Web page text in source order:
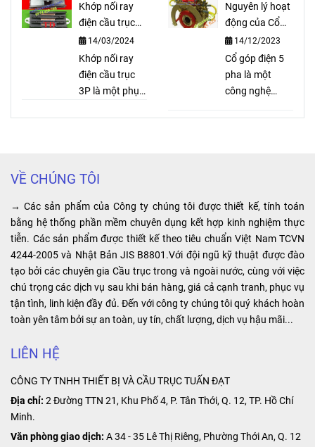
an toàn rất
cần thiết
cho cầu
trục, cổng
công trình,
nhà máy,
nhà xưởng
sản xuất,
…
bộ phát sóng
dùng để điều
khiển palang,
cầu trục, xe
cẩu, cửa cổng
tự động. Điều
Sungdo với số
lượng lớn và
cung cấp ra thị
trường với giá
cả cạnh tranh,
hàng hóa luôn
hướng dẫn lực
chọn loại
palang phù hợp
với nhu cầu và
mục đích sử
dụng của quý
khách hảng.
Khớp nối ray
điện cầu trục
3P là gì?
14/03/2024
Khớp nối ray
điện cầu trục
3P là một phụ
các đoạn ray
khớp nối ray
điện cầu trục
3P giúp đảm
bảo sự liên kết
chắc chắn và
ổn định giữa
các đoạn ray,
tạo ra một hệ
Nguyên lý hoạt
động của Cổ
góp điện 5 pha
14/12/2023
Cổ góp điện 5
pha là một
công nghệ
xuất trong hệ
thống công
nghiệp. Điểm
đặc biệt của
sản phẩm là
khả năng cung
cấp nguồn điện
ổn định và liên
công nghiệp.
VỀ CHÚNG TÔI
→ Các sản phẩm của Công ty chúng tôi được thiết kế, tính toán
bằng hệ thống phần mềm chuyên dụng kết hợp kinh nghiệm thực
tiễn. Các sản phẩm được thiết kế theo tiêu chuẩn Việt Nam TCVN
4244-2005 và Nhật Bản JIS B8801.Với đội ngũ kỹ thuật được đào
tạo bởi các chuyên gia Cầu trục trong và ngoài nước, cùng với việc
chú trọng các dịch vụ sau khi bán hàng, giá cả cạnh tranh, phục vụ
tận tình, linh kiện đầy đủ. Đến với công ty chúng tôi quý khách hoàn
toàn yên tâm bởi sự an toàn, uy tín, chất lượng, dịch vụ hậu mãi...
LIÊN HỆ
CÔNG TY TNHH THIẾT BỊ VÀ CẦU TRỤC TUẤN ĐẠT
Địa chỉ: 2 Đường TTN 21, Khu Phố 4, P. Tân Thới, Q. 12, TP. Hồ Chí
Minh.
Văn phòng giao dịch: A 34 - 35 Lê Thị Riêng, Phường Thới An, Q. 12